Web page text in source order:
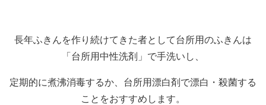
長年ふきんを作り続けてきた者として台所用のふきんは
「台所用中性洗剤」で手洗いし、
定期的に煮沸消毒するか、台所用漂白剤で漂白・殺菌する
ことをおすすめします。